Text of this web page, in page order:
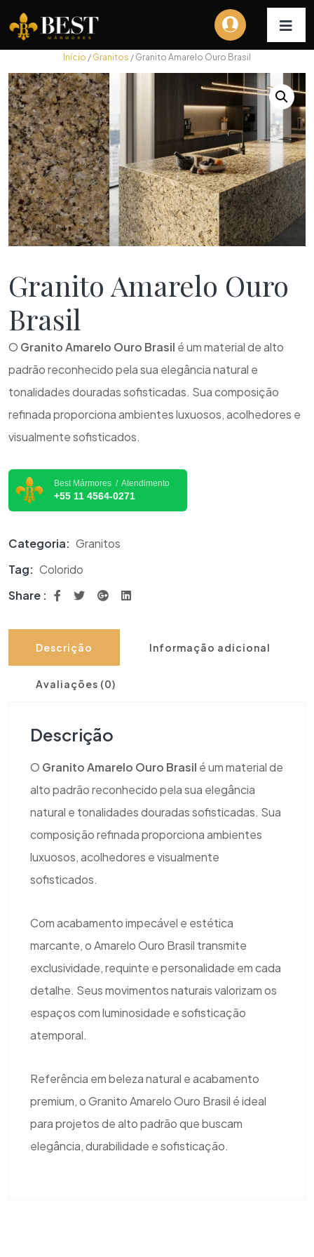
Início / Granitos / Granito Amarelo Ouro Brasil
Granito Amarelo Ouro
Brasil
O Granito Amarelo Ouro Brasil é um material de alto
padrão reconhecido pela sua elegância natural e
tonalidades douradas sofisticadas. Sua composição
refinada proporciona ambientes luxuosos, acolhedores e
visualmente sofisticados.
Best Mármores / Atendimento
+55 11 4564-0271
Categoria: Granitos
Tag: Colorido
Share :
Descrição Informação adicional
Avaliações (0)
Descrição
O Granito Amarelo Ouro Brasil é um material de
alto padrão reconhecido pela sua elegância
natural e tonalidades douradas sofisticadas. Sua
composição refinada proporciona ambientes
luxuosos, acolhedores e visualmente
sofisticados.
Com acabamento impecável e estética
marcante, o Amarelo Ouro Brasil transmite
exclusividade, requinte e personalidade em cada
detalhe. Seus movimentos naturais valorizam os
espaços com luminosidade e sofisticação
atemporal.
Referência em beleza natural e acabamento
premium, o Granito Amarelo Ouro Brasil é ideal
para projetos de alto padrão que buscam
elegância, durabilidade e sofisticação.